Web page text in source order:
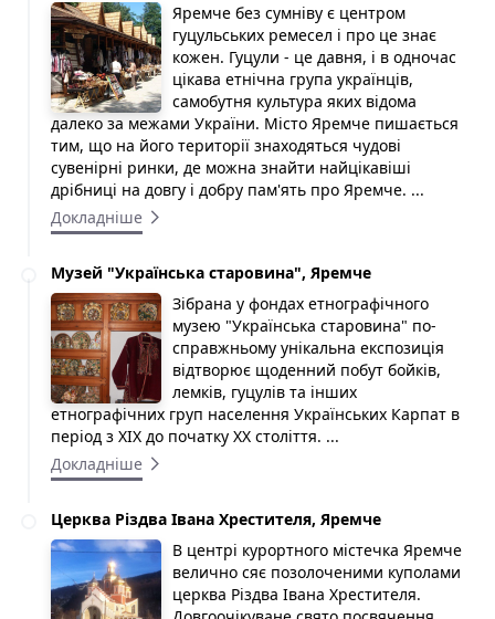
Яремче без сумніву є центром
гуцульських ремесел і про це знає
кожен. Гуцули - це давня, і в одночас
цікава етнічна група українців,
самобутня культура яких відома
далеко за межами України. Місто Яремче пишається
тим, що на його території знаходяться чудові
сувенірні ринки, де можна знайти найцікавіші
дрібниці на довгу і добру пам'ять про Яремче. ...
Докладніше
Музей "Українська старовина", Яремче
Зібрана у фондах етнографічного
музею "Українська старовина" по-
справжньому унікальна експозиція
відтворює щоденний побут бойків,
лемків, гуцулів та інших
етнографічних груп населення Українських Карпат в
період з XIX до початку XX століття. ...
Докладніше
Церква Різдва Івана Хрестителя, Яремче
В центрі курортного містечка Яремче
велично сяє позолоченими куполами
церква Різдва Івана Хрестителя.